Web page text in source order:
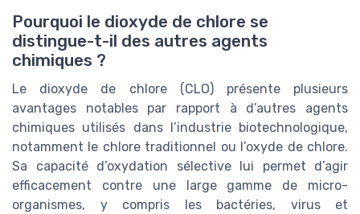
Pourquoi le dioxyde de chlore se
distingue-t-il des autres agents
chimiques ?
Le dioxyde de chlore (CLO) présente plusieurs
avantages notables par rapport à d’autres agents
chimiques utilisés dans l’industrie biotechnologique,
notamment le chlore traditionnel ou l’oxyde de chlore.
Sa capacité d’oxydation sélective lui permet d’agir
efficacement contre une large gamme de micro-
organismes, y compris les bactéries, virus et